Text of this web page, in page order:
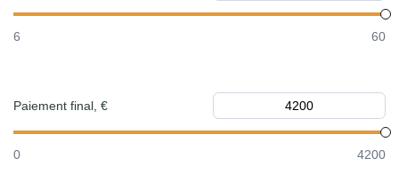
6 60
Paiement final, €
0 4200